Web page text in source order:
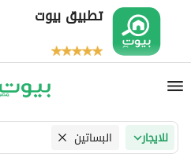
تطبيق بيوت
للايجار البساتين